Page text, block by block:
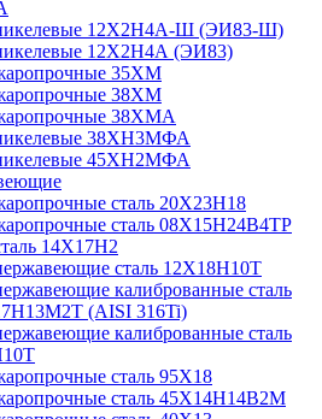
12Х2Н4А-Ш (ЭИ83-Ш)
12Х2Н4А (ЭИ83)
35ХМ
38ХМ
38ХМА
38XH3MФА
45ХН2МФА
сталь 20Х23Н18
сталь 08Х15Н24В4ТР
14Х17Н2
сталь 12Х18Н10Т
калиброванные сталь
(AISI 316Ti)
калиброванные сталь
сталь 95Х18
сталь 45Х14Н14В2М